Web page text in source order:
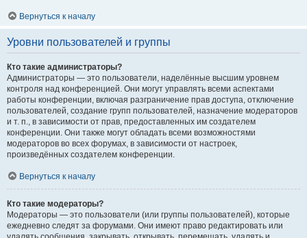
Вернуться к началу
Уровни пользователей и группы
Кто такие администраторы?
Администраторы — это пользователи, наделённые высшим уровнем
контроля над конференцией. Они могут управлять всеми аспектами
работы конференции, включая разграничение прав доступа, отключение
пользователей, создание групп пользователей, назначение модераторов
и т. п., в зависимости от прав, предоставленных им создателем
конференции. Они также могут обладать всеми возможностями
модераторов во всех форумах, в зависимости от настроек,
произведённых создателем конференции.
Вернуться к началу
Кто такие модераторы?
Модераторы — это пользователи (или группы пользователей), которые
ежедневно следят за форумами. Они имеют право редактировать или